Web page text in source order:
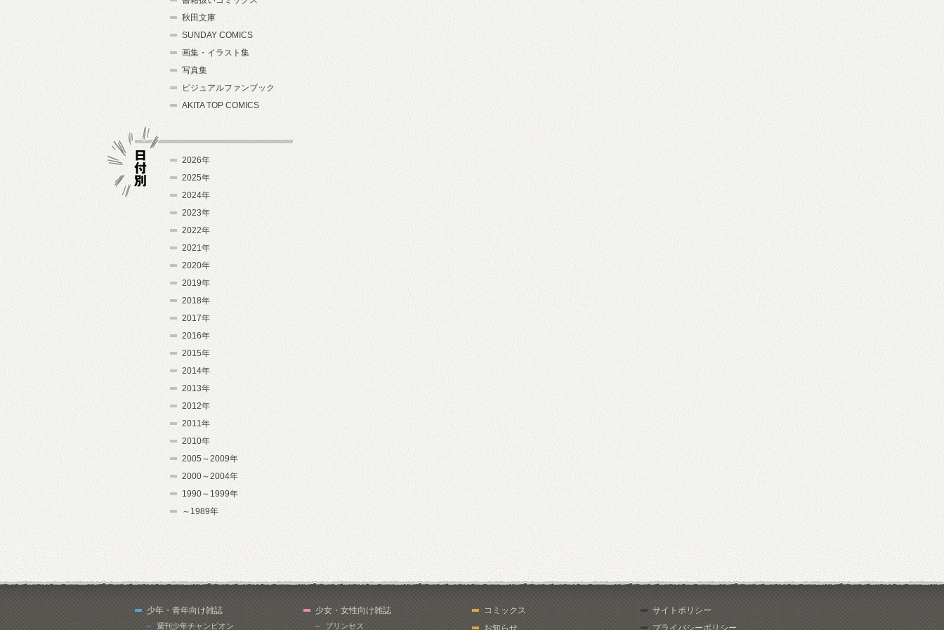
秋田文庫
SUNDAY COMICS
画集・イラスト集
写真集
ビジュアルファンブック
AKITA TOP COMICS
2026年
2025年
2024年
2023年
2022年
2021年
2020年
2019年
2018年
2017年
2016年
2015年
2014年
2013年
2012年
2011年
2010年
2005～2009年
2000～2004年
1990～1999年
～1989年
少年・青年向け雑誌
週刊少年チャンピオン
少女・女性向け雑誌
プリンセス
コミックス
お知らせ
サイトポリシー
プライバシーポリシー